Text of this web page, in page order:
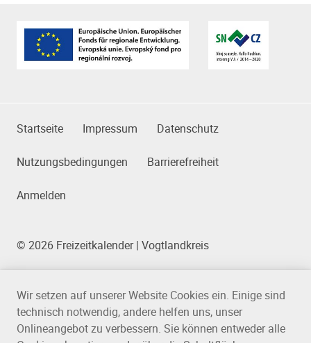
Partner
Das Kleingedruckte
Startseite Impressum Datenschutz
Nutzungsbedingungen Barrierefreiheit
Anmelden
© 2026 Freizeitkalender | Vogtlandkreis
Wir setzen auf unserer Website Cookies ein. Einige sind
technisch notwendig, andere helfen uns, unser
Onlineangebot zu verbessern. Sie können entweder alle